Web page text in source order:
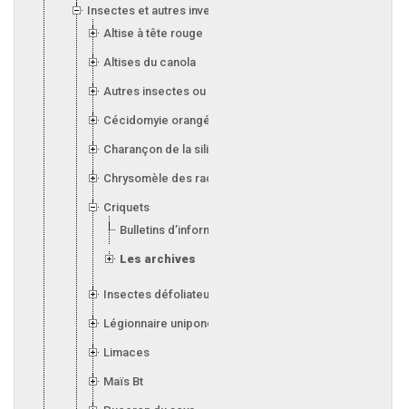
Insectes et autres invertébrés
Altise à tête rouge
Altises du canola
Autres insectes ou invertébrés
Cécidomyie orangée du blé
Charançon de la silique (canola)
Chrysomèle des racines du maïs
Criquets
Bulletins d’information
Les archives
Insectes défoliateurs (soya)
Légionnaire uniponctuée
Limaces
Maïs Bt